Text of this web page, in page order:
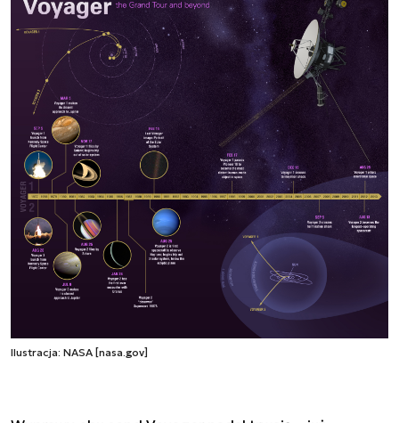
Ilustracja: NASA [nasa.gov]